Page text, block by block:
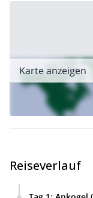
Karte anzeigen
Reiseverlauf